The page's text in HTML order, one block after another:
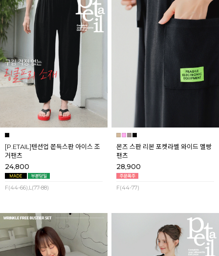
[P.ETAIL]텐션업 쫀득스판 아이스 조
거팬츠
24,800
F(44-66),L(77-88)
몬즈 스판 리본 포켓라벨 와이드 멜빵
팬츠
28,900
F(44-77)